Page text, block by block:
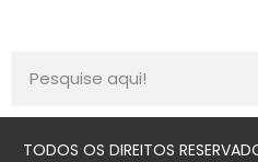
TODOS OS DIREITOS